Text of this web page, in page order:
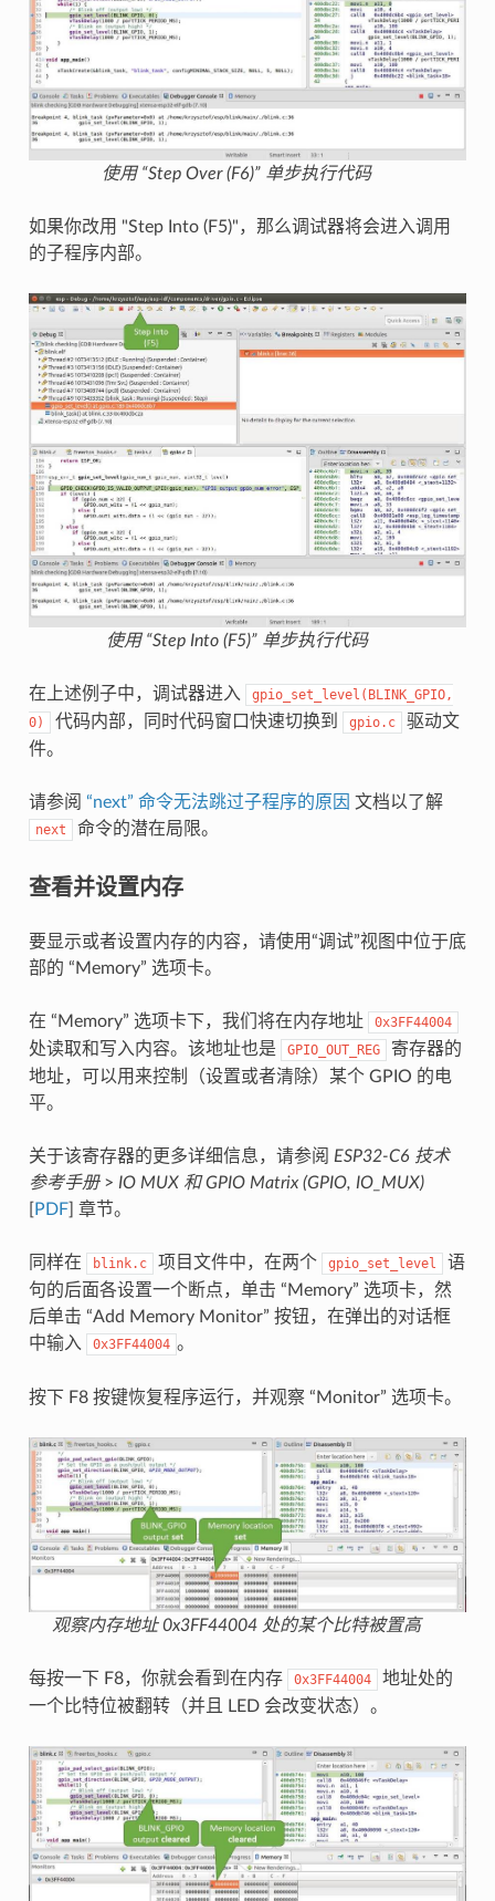
使用 “Step Over (F6)” 单步执行代码
如果你改用 "Step Into (F5)"，那么调试器将会进入调用
的子程序内部。
使用 “Step Into (F5)” 单步执行代码
在上述例子中，调试器进入
gpio_set_level(BLINK_GPIO,
0)
代码内部，同时代码窗口快速切换到 gpio.c
驱动文
件。
请参阅 “next” 命令无法跳过子程序的原因 文档以了解
next 命令的潜在局限。
查看并设置内存
要显示或者设置内存的内容，请使用“调试”视图中位于底
部的 “Memory” 选项卡。
在 “Memory” 选项卡下，我们将在内存地址 0x3FF44004
处读取和写入内容。该地址也是 GPIO_OUT_REG
寄存器的
地址，可以用来控制（设置或者清除）某个 GPIO 的电
平。
关于该寄存器的更多详细信息，请参阅 ESP32-C6 技术
参考手册> IO MUX 和 GPIO Matrix (GPIO, IO_MUX)
PDF] 章节。
同样在 blink.c 项目文件中，在两个 gpio_set_level
语
句的后面各设置一个断点，单击 “Memory” 选项卡，然
后单击 “Add Memory Monitor” 按钮，在弹出的对话框
中输入
0x3FF44004 。
按下 F8 按键恢复程序运行，并观察 “Monitor” 选项卡。
观察内存地址 0x3FF44004 处的某个比特被置高
每按一下 F8，你就会看到在内存 0x3FF44004
地址处的
一个比特位被翻转（并且 LED 会改变状态）。